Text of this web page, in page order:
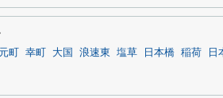
元町 幸町 大国 浪速東 塩草 日本橋 稲荷 日